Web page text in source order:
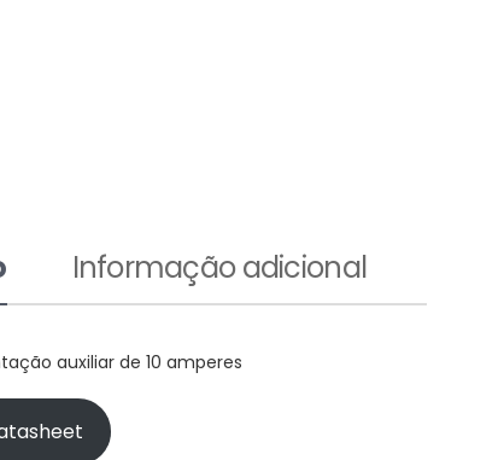
Informação adicional
auxiliar de 10 amperes